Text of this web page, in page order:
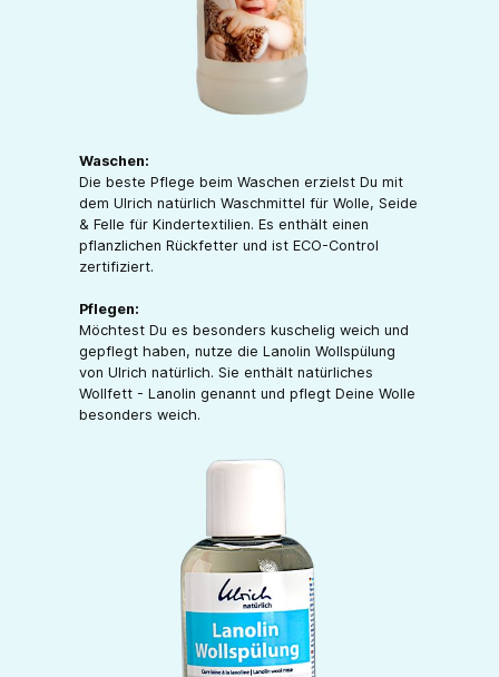
Waschen:
Die beste Pflege beim Waschen erzielst Du mit
dem Ulrich natürlich Waschmittel für Wolle, Seide
& Felle für Kindertextilien. Es enthält einen
pflanzlichen Rückfetter und ist ECO-Control
zertifiziert.
Pflegen:
Möchtest Du es besonders kuschelig weich und
gepflegt haben, nutze die Lanolin Wollspülung
von Ulrich natürlich. Sie enthält natürliches
Wollfett - Lanolin genannt und pflegt Deine Wolle
besonders weich.